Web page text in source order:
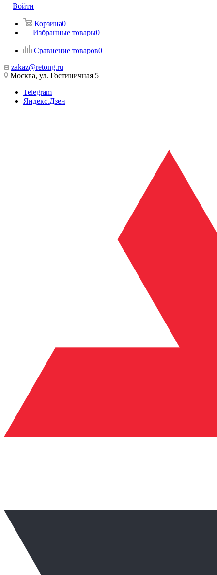
Войти
Корзина0
Избранные товары0
Сравнение товаров0
zakaz@retong.ru
Москва, ул. Гостиничная 5
Telegram
Яндекс.Дзен